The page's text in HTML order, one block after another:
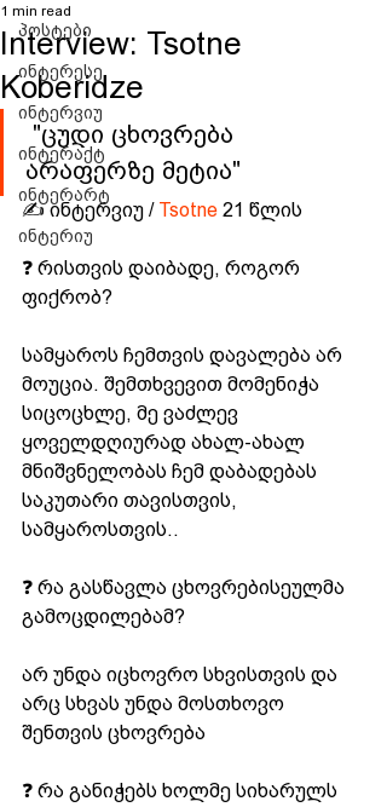
პოსტები
ინტერესე
ინტერვიუ
ინტერაქტ
ინტერარტ
ინტერიუ
Interview: Tsotne
Koberidze
1 min read
არაფერზე მეტია"
✍️ ინტერვიუ / Tsotne 21 წლის
❓ რისთვის დაიბადე, როგორ
ფიქრობ?
სამყაროს ჩემთვის დავალება არ
მოუცია. შემთხვევით მომენიჭა
სიცოცხლე, მე ვაძლევ
ყოველდღიურად ახალ-ახალ
მნიშვნელობას ჩემ დაბადებას
საკუთარი თავისთვის,
სამყაროსთვის..
❓ რა გასწავლა ცხოვრებისეულმა
გამოცდილებამ?
არ უნდა იცხოვრო სხვისთვის და
არც სხვას უნდა მოსთხოვო
შენთვის ცხოვრება
❓ რა განიჭებს ხოლმე სიხარულს